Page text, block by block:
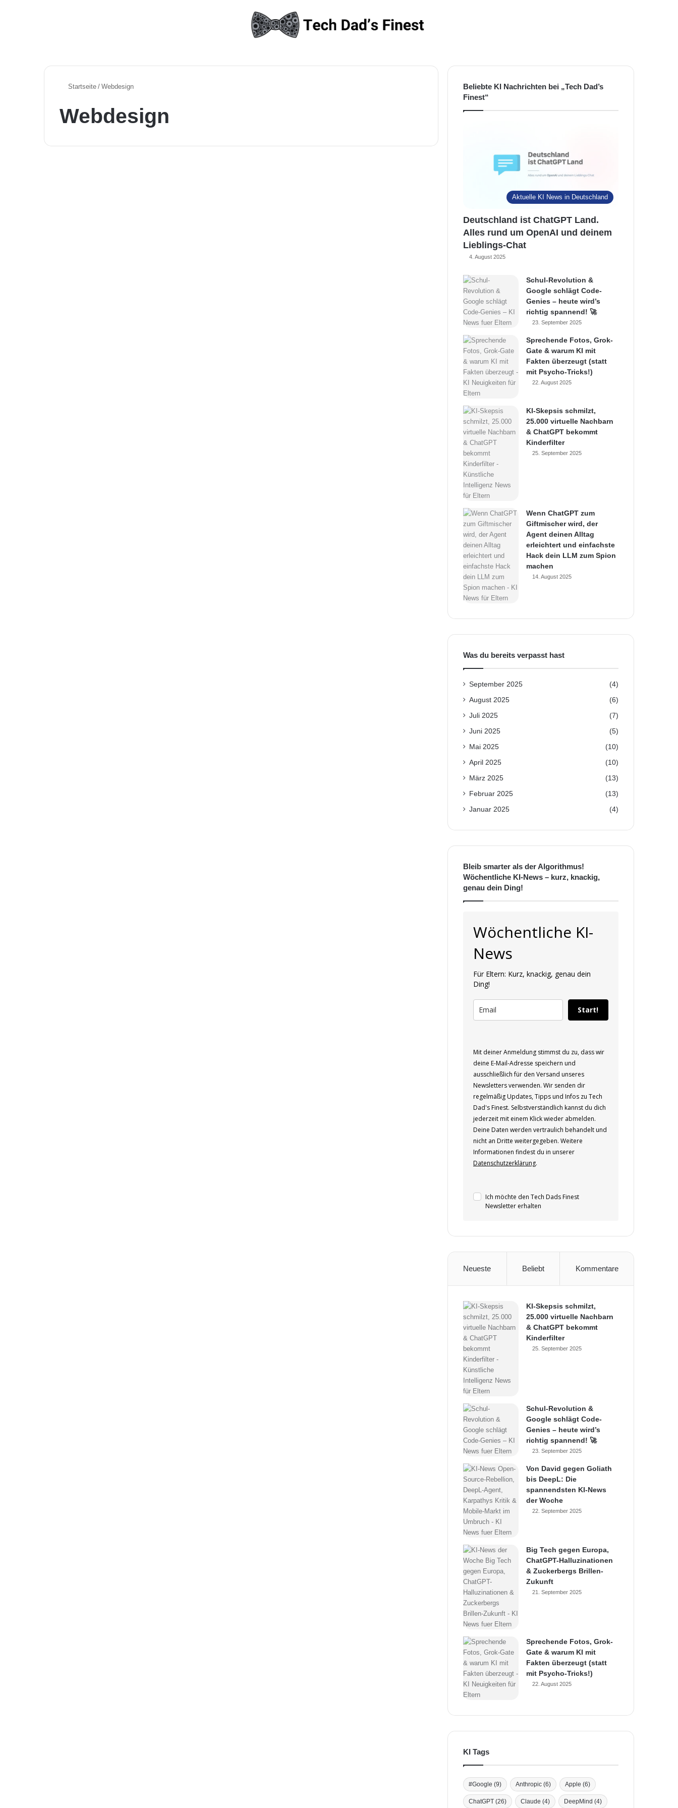
Startseite / Webdesign
Webdesign
Beliebte KI Nachrichten bei „Tech Dad’s
Finest“
Aktuelle KI News in Deutschland
Deutschland ist ChatGPT Land.
Alles rund um OpenAI und deinem
Lieblings-Chat
4. August 2025
Schul-Revolution &
Google schlägt Code-
Genies – heute wird’s
richtig spannend! 🚀
23. September 2025
Sprechende Fotos, Grok-
Gate & warum KI mit
Fakten überzeugt (statt
mit Psycho-Tricks!)
22. August 2025
KI-Skepsis schmilzt,
25.000 virtuelle Nachbarn
& ChatGPT bekommt
Kinderfilter
25. September 2025
Wenn ChatGPT zum
Giftmischer wird, der
Agent deinen Alltag
erleichtert und einfachste
Hack dein LLM zum Spion
machen
14. August 2025
Was du bereits verpasst hast
September 2025 (4)
August 2025 (6)
Juli 2025 (7)
Juni 2025 (5)
Mai 2025 (10)
April 2025 (10)
März 2025 (13)
Februar 2025 (13)
Januar 2025 (4)
Bleib smarter als der Algorithmus!
Wöchentliche KI-News – kurz, knackig,
genau dein Ding!
Wöchentliche KI-
News
Für Eltern: Kurz, knackig, genau dein
Ding!
Start!
Mit deiner Anmeldung stimmst du zu, dass wir
deine E-Mail-Adresse speichern und
ausschließlich für den Versand unseres
Newsletters verwenden. Wir senden dir
regelmäßig Updates, Tipps und Infos zu Tech
Dad's Finest. Selbstverständlich kannst du dich
jederzeit mit einem Klick wieder abmelden.
Deine Daten werden vertraulich behandelt und
nicht an Dritte weitergegeben. Weitere
Informationen findest du in unserer
Datenschutzerklärung.
Ich möchte den Tech Dads Finest
Newsletter erhalten
Neueste Beliebt Kommentare
KI-Skepsis schmilzt,
25.000 virtuelle Nachbarn
& ChatGPT bekommt
Kinderfilter
25. September 2025
Schul-Revolution &
Google schlägt Code-
Genies – heute wird’s
richtig spannend! 🚀
23. September 2025
Von David gegen Goliath
bis DeepL: Die
spannendsten KI-News
der Woche
22. September 2025
Big Tech gegen Europa,
ChatGPT-Halluzinationen
& Zuckerbergs Brillen-
Zukunft
21. September 2025
Sprechende Fotos, Grok-
Gate & warum KI mit
Fakten überzeugt (statt
mit Psycho-Tricks!)
22. August 2025
KI Tags
#Google (9) Anthropic (6) Apple (6)
ChatGPT (26) Claude (4) DeepMind (4)